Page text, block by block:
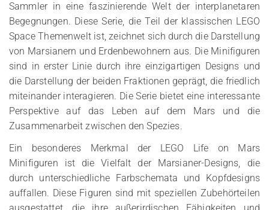
Sammler in eine faszinierende Welt der interplanetaren
Begegnungen. Diese Serie, die Teil der klassischen LEGO
Space Themenwelt ist, zeichnet sich durch die Darstellung
von Marsianern und Erdenbewohnern aus. Die Minifiguren
sind in erster Linie durch ihre einzigartigen Designs und
die Darstellung der beiden Fraktionen geprägt, die friedlich
miteinander interagieren. Die Serie bietet eine interessante
Perspektive auf das Leben auf dem Mars und die
Zusammenarbeit zwischen den Spezies.
Ein besonderes Merkmal der LEGO Life on Mars
Minifiguren ist die Vielfalt der Marsianer-Designs, die
durch unterschiedliche Farbschemata und Kopfdesigns
auffallen. Diese Figuren sind mit speziellen Zubehörteilen